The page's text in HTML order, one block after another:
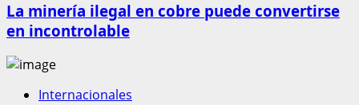
La minería ilegal en cobre puede convertirse
en incontrolable
Internacionales